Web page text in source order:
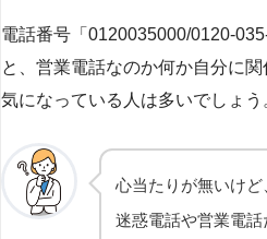
電話番号「0120035000/0120-
と、営業電話なのか何か自分に
気になっている人は多いでしょう
心当たりが無いけ
迷惑電話や営業電